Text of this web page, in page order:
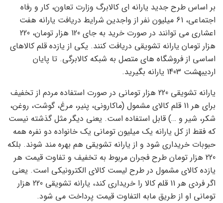
بر اساس طرح جدید یارانه ای کالابرگ وزارت تعاون، کار و رفاه
اجتماعی، 61 میلیون نفر از واجدین شرایط دریافت یارانه هفت
اعشاری می توانند در صورت خرید به جای 120 هزار تومان، 220
هزار تومان یارانه تشویقی دریافت کنند. یکی از یازده قلم کالاهای
اساسی از فروشگاه های متصل به شبکه کالابرگی. تا پایان
اردیبهشت 1403 یارانه بگیرید.
یارانه تشویقی 220 هزار تومانی در صورت استفاده مردم از تخفیف
برای هر 11 قلم کالای مشمول (ماکارونی، پنیر، مرغ، گوشت، روغن،
شکر، شیر و …) قابل استفاده است. یعنی دیگر مثل گذشته نیست
که فقط از کل یارانه یک میلیون تومانی یک خانواده دو نفره همه
حبوبات خریداری شود و از یارانه تشویقی هم بهره مند شوند. بلکه
220 هزار تومان طرح فجران مربوط به تخفیف و تفاوت قیمت هر
یازده کالای مشمول در طرح لیست کالای الکترونیکی است. یعنی
اگر فردی هر 11 قلم کالا را خریداری کند، یارانه تشویقی 220 هزار
تومانی او از طریق مابه التفاوت قیمت پرداخت می شود.